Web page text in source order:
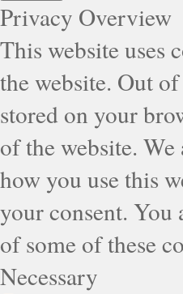
Privacy Overview
This website uses
the website. Out
stored on your
of the website.
how you use this
your consent.
of some of these
Necessary